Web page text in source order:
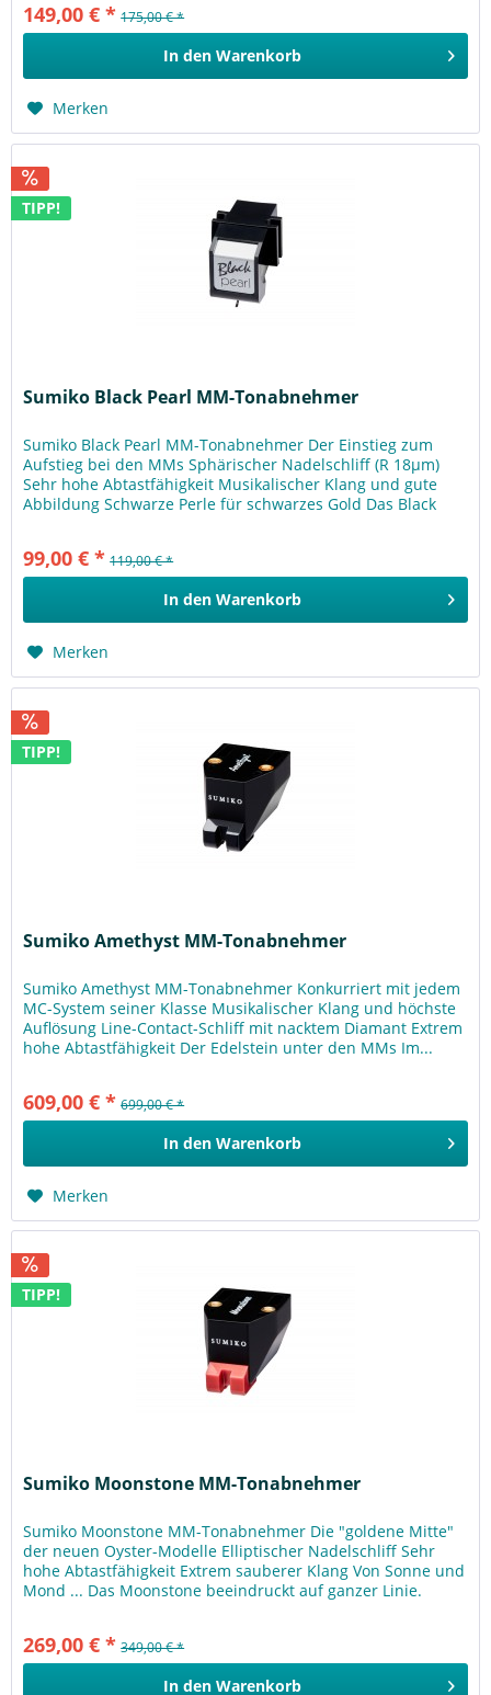
149,00 € * 175,00 € *
In den Warenkorb
Merken
TIPP!
Sumiko Black Pearl MM-Tonabnehmer
Sumiko Black Pearl MM-Tonabnehmer Der Einstieg zum
Aufstieg bei den MMs Sphärischer Nadelschliff (R 18μm)
Sehr hohe Abtastfähigkeit Musikalischer Klang und gute
Abbildung Schwarze Perle für schwarzes Gold Das Black
99,00 € * 119,00 € *
In den Warenkorb
Merken
TIPP!
Sumiko Amethyst MM-Tonabnehmer
Sumiko Amethyst MM-Tonabnehmer Konkurriert mit jedem
MC-System seiner Klasse Musikalischer Klang und höchste
Auflösung Line-Contact-Schliff mit nacktem Diamant Extrem
hohe Abtastfähigkeit Der Edelstein unter den MMs Im...
609,00 € * 699,00 € *
In den Warenkorb
Merken
TIPP!
Sumiko Moonstone MM-Tonabnehmer
Sumiko Moonstone MM-Tonabnehmer Die "goldene Mitte"
der neuen Oyster-Modelle Elliptischer Nadelschliff Sehr
hohe Abtastfähigkeit Extrem sauberer Klang Von Sonne und
Mond ... Das Moonstone beeindruckt auf ganzer Linie.
269,00 € * 349,00 € *
In den Warenkorb